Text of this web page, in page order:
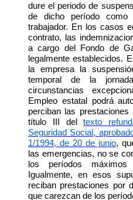
dure el periodo de
de dicho período como
trabajador. En los casos
contrato, las
a cargo del Fondo de
legalmente establecidos.
la empresa la
temporal de la
circunstancias
Empleo estatal podrá
perciban las
título III deltexto
Seguridad Social,
1/1994, de 20 de junio,
las emergencias, no se
los períodos máximos
Igualmente, en esos
reciban prestaciones por
que carezcan de los